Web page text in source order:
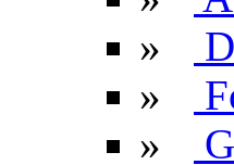
»
»
»